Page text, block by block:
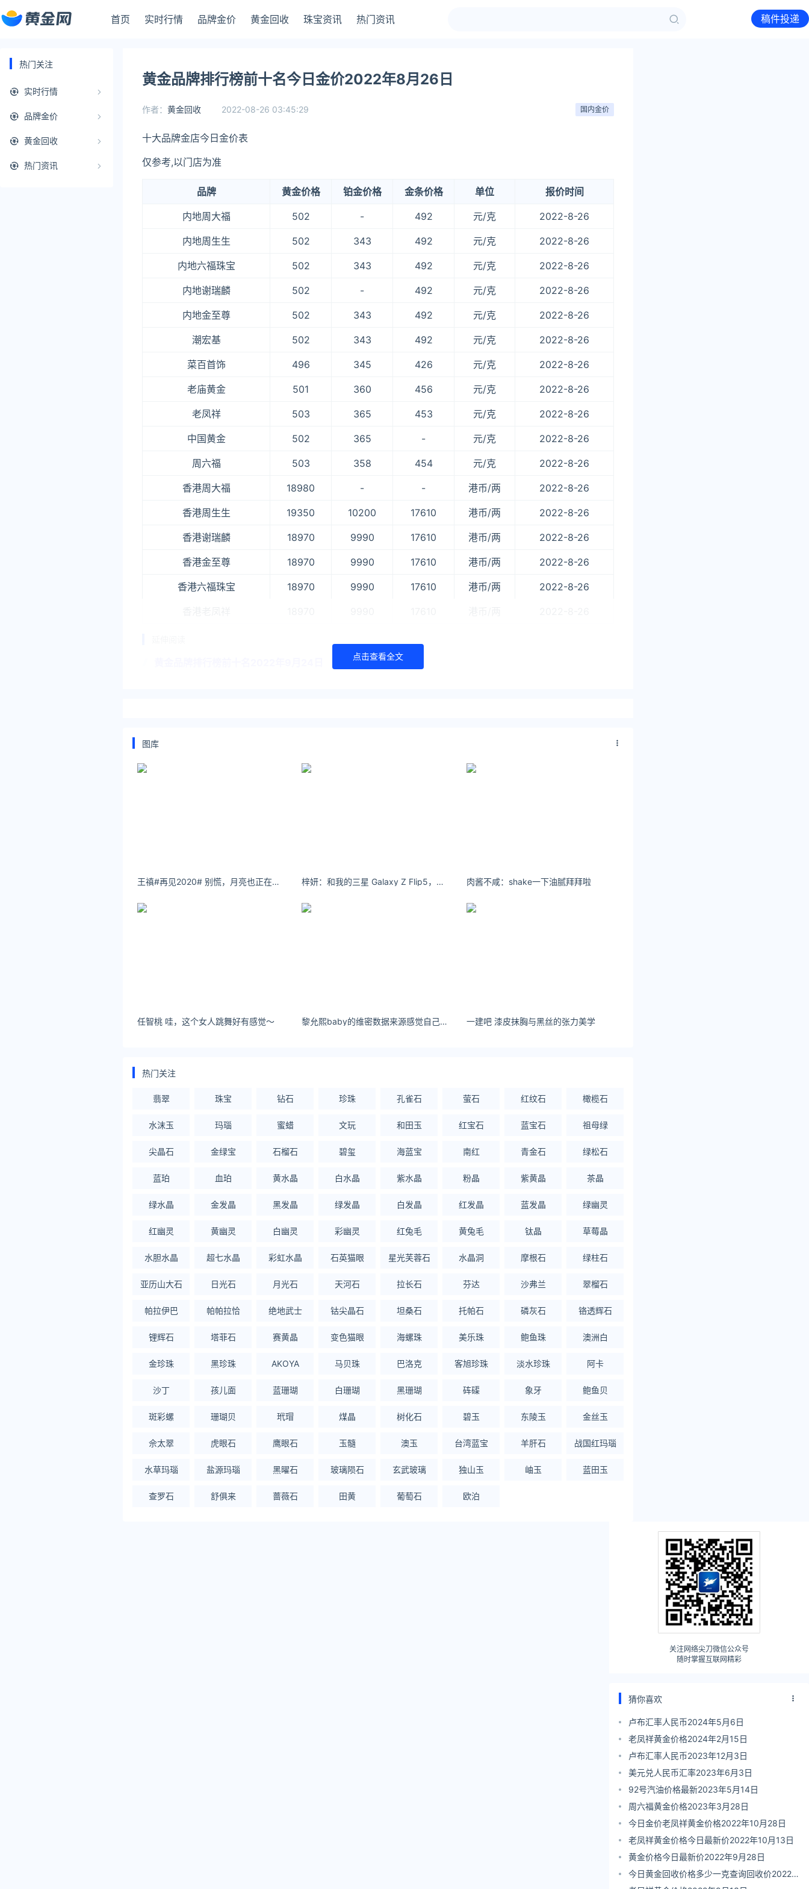
首页 实时行情 品牌金价 黄金回收 珠宝资讯 热门资讯 稿件投递
热门关注
实时行情
品牌金价
黄金回收
热门资讯
黄金品牌排行榜前十名今日金价2022年8月26日
国内金价
作者： 黄金回收 2022-08-26 03:45:29
十大品牌金店今日金价表
仅参考,以门店为准
品牌 黄金价格 铂金价格 金条价格 单位 报价时间
内地周大福 502 - 492 元/克 2022-8-26
内地周生生 502 343 492 元/克 2022-8-26
内地六福珠宝 502 343 492 元/克 2022-8-26
内地谢瑞麟 502 - 492 元/克 2022-8-26
内地金至尊 502 343 492 元/克 2022-8-26
潮宏基 502 343 492 元/克 2022-8-26
菜百首饰 496 345 426 元/克 2022-8-26
老庙黄金 501 360 456 元/克 2022-8-26
老凤祥 503 365 453 元/克 2022-8-26
中国黄金 502 365 - 元/克 2022-8-26
周六福 503 358 454 元/克 2022-8-26
香港周大福 18980 - - 港币/两 2022-8-26
香港周生生 19350 10200 17610 港币/两 2022-8-26
香港谢瑞麟 18970 9990 17610 港币/两 2022-8-26
香港金至尊 18970 9990 17610 港币/两 2022-8-26
香港六福珠宝 18970 9990 17610 港币/两 2022-8-26
珠宝品牌排行榜前十名根据品牌的口碑、市场价值、知名度，第一名周大福，第二名周生生，第三名老凤祥，第
四名六福珠宝，第五名谢瑞麟，第六名周大生，第七名老庙黄金，第八名潮宏基，第九名明牌珠宝，第十名萃华
关注公众号：拾黑（shiheibook）了解更多
友情链接：
黄金品牌排行榜前十名
点击查看全文
图库
王禛#再见2020# ​​​别慌，月亮也正在大海某处迷茫。 梓妍：和我的三星 Galaxy Z Flip5，一起收集城市心动角落#三星第五代折叠屏 # 肉酱不咸：shake一下油腻拜拜啦
任智桃 哇，这个女人跳舞好有感觉～ 黎允熙baby的维密数据来源感觉自己停在某一时刻，然后就长不大了。 一建吧 漆皮抹胸与黑丝的张力美学
热门关注
翡翠 珠宝 钻石 珍珠 孔雀石 萤石 红纹石 橄榄石
水沫玉 玛瑙 蜜蜡 文玩 和田玉 红宝石 蓝宝石 祖母绿
尖晶石 金绿宝 石榴石 碧玺 海蓝宝 南红 青金石 绿松石
蓝珀 血珀 黄水晶 白水晶 紫水晶 粉晶 紫黄晶 茶晶
绿水晶 金发晶 黑发晶 绿发晶 白发晶 红发晶 蓝发晶 绿幽灵
红幽灵 黄幽灵 白幽灵 彩幽灵 红兔毛 黄兔毛 钛晶 草莓晶
水胆水晶 超七水晶 彩虹水晶 石英猫眼 星光芙蓉石 水晶洞 摩根石 绿柱石
亚历山大石 日光石 月光石 天河石 拉长石 芬达 沙弗兰 翠榴石
帕拉伊巴 帕帕拉恰 绝地武士 钴尖晶石 坦桑石 托帕石 磷灰石 铬透辉石
锂辉石 塔菲石 赛黄晶 变色猫眼 海螺珠 美乐珠 鲍鱼珠 澳洲白
金珍珠 黑珍珠 AKOYA 马贝珠 巴洛克 客旭珍珠 淡水珍珠 阿卡
沙丁 孩儿面 蓝珊瑚 白珊瑚 黑珊瑚 砗磲 象牙 鲍鱼贝
斑彩螺 珊瑚贝 玳瑁 煤晶 树化石 碧玉 东陵玉 金丝玉
佘太翠 虎眼石 鹰眼石 玉髓 澳玉 台湾蓝宝 羊肝石 战国红玛瑙
水草玛瑙 盐源玛瑙 黑曜石 玻璃陨石 玄武玻璃 独山玉 岫玉 蓝田玉
查罗石 舒俱来 蔷薇石 田黄 葡萄石 欧泊
关注网络尖刀微信公众号
随时掌握互联网精彩
猜你喜欢
卢布汇率人民币2024年5月6日
老凤祥黄金价格2024年2月15日
卢布汇率人民币2023年12月3日
美元兑人民币汇率2023年6月3日
92号汽油价格最新2023年5月14日
周六福黄金价格2023年3月28日
今日金价老凤祥黄金价格2022年10月28日
老凤祥黄金价格今日最新价2022年10月13日
黄金价格今日最新价2022年9月28日
今日黄金回收价格多少一克查询回收价2022